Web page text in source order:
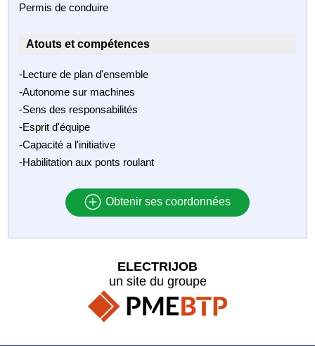
Permis de conduire
Atouts et compétences
-Lecture de plan d'ensemble
-Autonome sur machines
-Sens des responsabilités
-Esprit d'équipe
-Capacité a l'initiative
-Habilitation aux ponts roulant
Obtenir ses coordonnées
ELECTRIJOB
un site du groupe